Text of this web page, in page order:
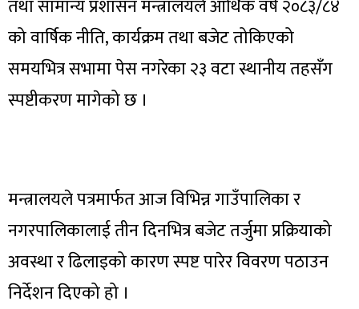
तथा सामान्य प्रशासन मन्त्रालयले आर्थिक वर्ष २०८३/८४
को वार्षिक नीति, कार्यक्रम तथा बजेट तोकिएको
समयभित्र सभामा पेस नगरेका २३ वटा स्थानीय तहसँग
स्पष्टीकरण मागेको छ ।
मन्त्रालयले पत्रमार्फत आज विभिन्न गाउँपालिका र
नगरपालिकालाई तीन दिनभित्र बजेट तर्जुमा प्रक्रियाको
अवस्था र ढिलाइको कारण स्पष्ट पारेर विवरण पठाउन
निर्देशन दिएको हो ।